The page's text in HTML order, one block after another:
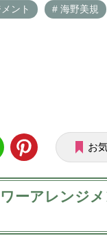
ント # 海野美規
お
ーアレンジ